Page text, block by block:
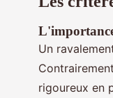
Un
rigoureux en